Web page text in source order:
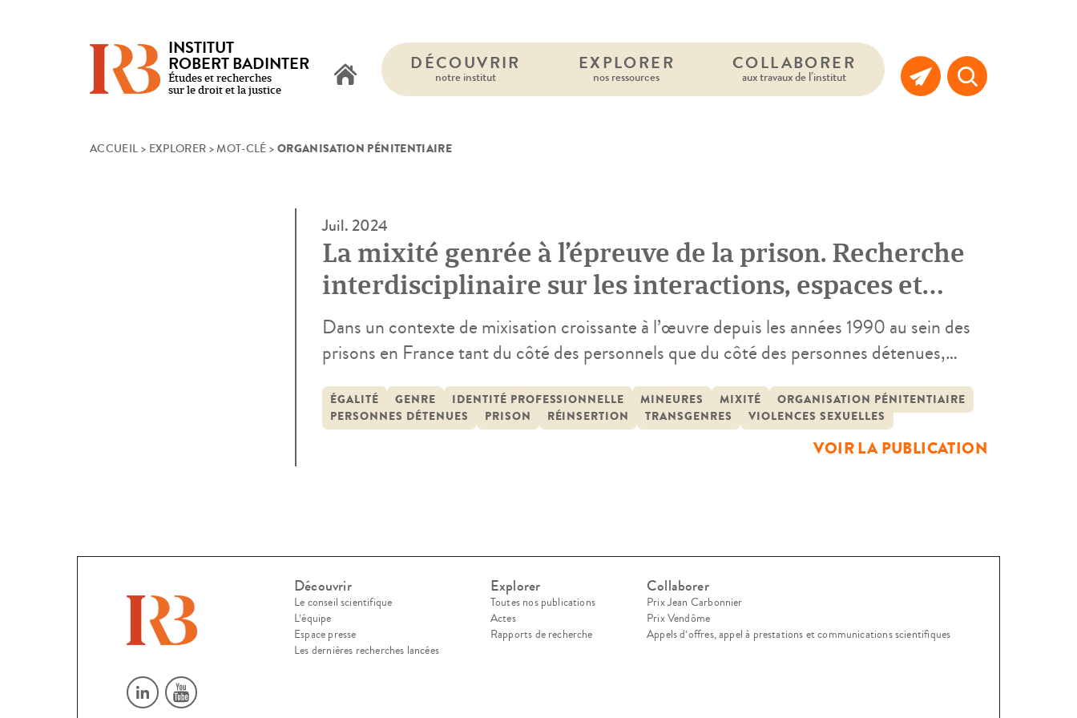
INSTITUT
ROBERT BADINTER
Études et recherches
sur le droit et la justice
DÉCOUVRIR
notre institut
EXPLORER
nos ressources
COLLABORER
aux travaux de l’institut
ACCUEIL > EXPLORER >MOT-CLÉ > ORGANISATION PÉNITENTIAIRE
Juil. 2024
La mixité genrée à l’épreuve de la prison. Recherche
interdisciplinaire sur les interactions, espaces et
temps mixtes en détention
Dans un contexte de mixisation croissante à l’œuvre depuis les années 1990 au sein des
prisons en France tant du côté des personnels que du côté des personnes détenues,
mesurer les transformations et les résistances associées. À partir d’une démarche
interdisciplinaire (droit, […]
ÉGALITÉ GENRE IDENTITÉ PROFESSIONNELLE MINEURES MIXITÉ
ORGANISATION PÉNITENTIAIRE
PERSONNES DÉTENUES
PRISON RÉINSERTION TRANSGENRES VIOLENCES SEXUELLES
VOIR LA PUBLICATION
Découvrir
Le conseil scientifique
L’équipe
Espace presse
Les dernières recherches lancées
Explorer
Toutes nos publications
Actes
Rapports de recherche
Collaborer
Prix Jean Carbonnier
Prix Vendôme
Appels d’offres, appel à prestations et communications scientifiques